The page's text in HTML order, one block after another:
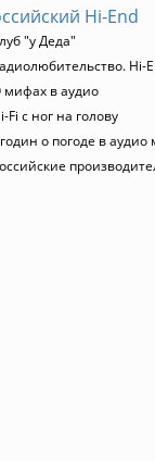
Hi-End
"у Деда"
Hi-
мифах в аудио
Fi с ног на голову
о погоде в аудио